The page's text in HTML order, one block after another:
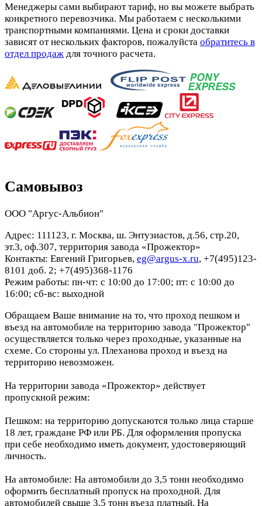
Менеджеры сами выбирают тариф, но вы можете выбрать
конкретного перевозчика. Мы работаем с несколькими
транспортными компаниями. Цена и сроки доставки
зависят от нескольких факторов, пожалуйста обратитесь в
отдел продаж для точного расчета.
Самовывоз
ООО "Аргус-Альбион"
Адрес: 111123, г. Москва, ш. Энтузиастов, д.56, стр.20,
эт.3, оф.307, территория завода «Прожектор»
Контакты: Евгений Григорьев, eg@argus-x.ru, +7(495)123-
8101 доб. 2; +7(495)368-1176
Режим работы: пн-чт: с 10:00 до 17:00; пт: с 10:00 до
16:00; сб-вс: выходной
Обращаем Ваше внимание на то, что проход пешком и
въезд на автомобиле на территорию завода "Прожектор"
осуществляется только через проходные, указанные на
схеме. Со стороны ул. Плеханова проход и въезд на
территорию невозможен.
На территории завода «Прожектор» действует
пропускной режим:
Пешком: на территорию допускаются только лица старше
18 лет, граждане РФ или РБ. Для оформления пропуска
при себе необходимо иметь документ, удостоверяющий
личность.
На автомобиле: На автомобили до 3,5 тонн необходимо
оформить бесплатный пропуск на проходной. Для
автомобилей свыше 3,5 тонн въезд платный. На